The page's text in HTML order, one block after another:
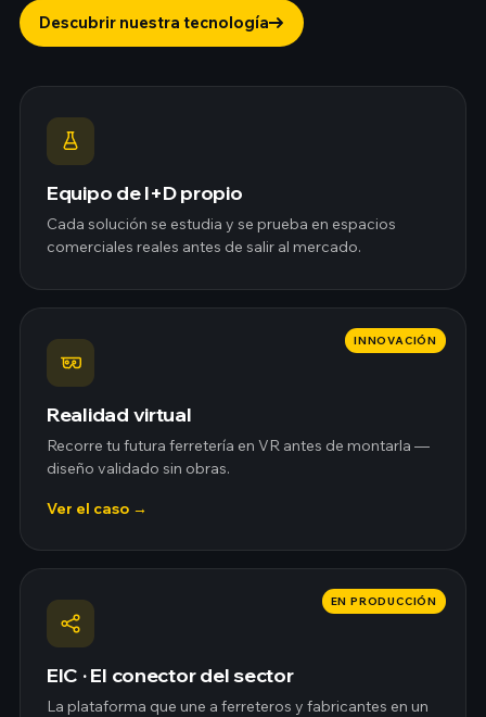
Descubrir nuestra tecnología
Equipo de I+D propio
Cada solución se estudia y se prueba en espacios
comerciales reales antes de salir al mercado.
INNOVACIÓN
Realidad virtual
Recorre tu futura ferretería en VR antes de montarla —
diseño validado sin obras.
Ver el caso →
EN PRODUCCIÓN
EIC · El conector del sector
La plataforma que une a ferreteros y fabricantes en un